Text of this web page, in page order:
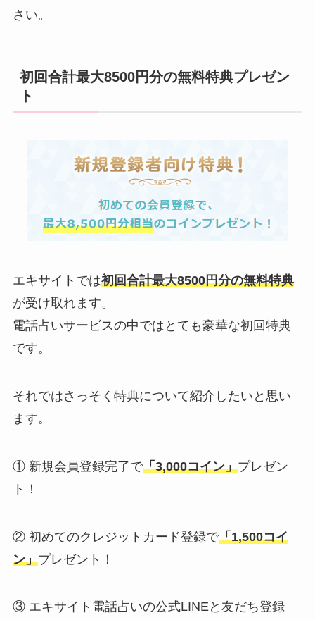
さい。
初回合計最大8500円分の無料特典プレゼン
ト
エキサイトでは初回合計最大8500円分の無料特典
が受け取れます。
電話占いサービスの中ではとても豪華な初回特典
です。
それではさっそく特典について紹介したいと思い
ます。
① 新規会員登録完了で「3,000コイン」プレゼン
ト！
② 初めてのクレジットカード登録で「1,500コイ
ン」プレゼント！
③ エキサイト電話占いの公式LINEと友だち登録